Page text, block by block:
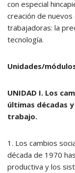
con especial
creación de
trabajadoras: la
tecnología.
Unidades/
UNIDAD I. Los
últimas décadas
trabajo.
1. Los cambios
década de 1970
productiva y los